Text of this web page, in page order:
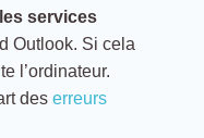
services
Outlook. Si cela
l’ordinateur.
des erreurs